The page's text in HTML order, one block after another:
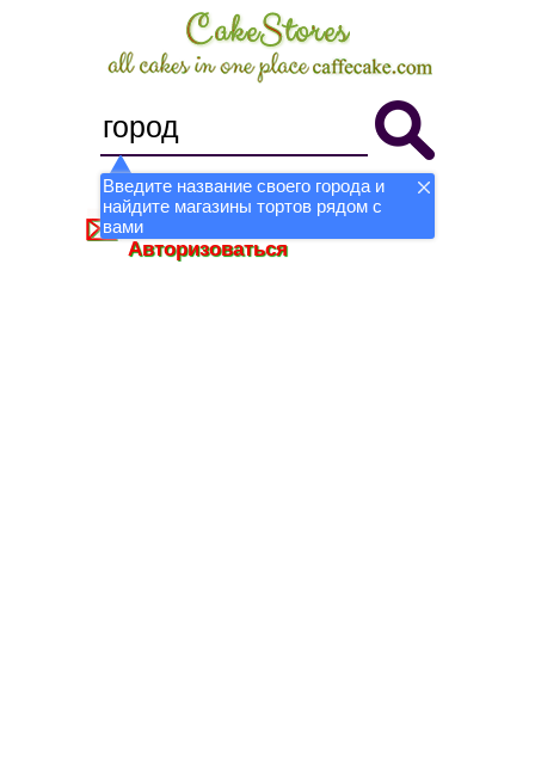
Введите название своего города и
найдите магазины тортов рядом с
вамиСтать магазином
Авторизоваться